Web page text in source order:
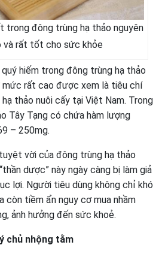
trong đông trùng hạ thảo nguyên
và rất tốt cho sức khỏe
hiếm trong đông trùng hạ thảo
mức rất cao được xem là tiêu chí
thảo nuôi cấy tại Việt Nam. Trong
Tây Tạng có chứa hàm lượng
– 250mg.
vời của đông trùng hạ thảo
dược” này ngày càng bị làm giả
lợi. Người tiêu dùng không chỉ khó
còn tiềm ẩn nguy cơ mua nhầm
ảnh hưởng đến sức khoẻ.
chủ nhộng tằm